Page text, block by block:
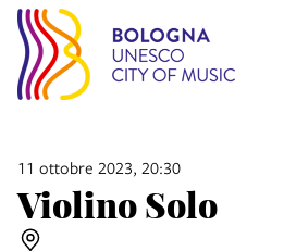
11 ottobre 2023, 20:30
Violino Solo